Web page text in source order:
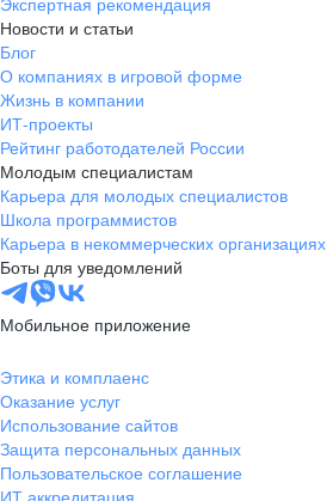
Новости и статьи
Блог
О компаниях в игровой форме
Жизнь в компании
ИТ-проекты
Рейтинг работодателей России
Молодым специалистам
Карьера для молодых специалистов
Школа программистов
Карьера в некоммерческих организациях
Боты для уведомлений
Мобильное приложение
Этика и комплаенс
Оказание услуг
Использование сайтов
Защита персональных данных
Пользовательское соглашение